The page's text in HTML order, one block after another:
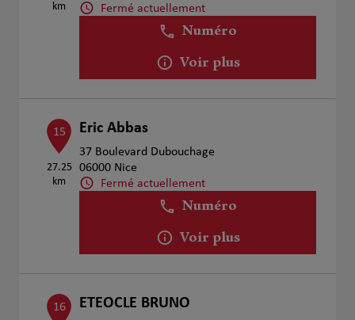
km
Fermé actuellement
Numéro
Voir plus
15
27.25
km
Eric Abbas
37 Boulevard Dubouchage
06000 Nice
Fermé actuellement
Numéro
Voir plus
16 ETEOCLE BRUNO